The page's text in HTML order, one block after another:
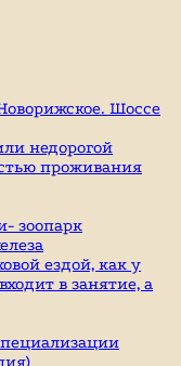
Шоссе
недорогой
проживания
зоопарк
ездой, как у
в занятие, а